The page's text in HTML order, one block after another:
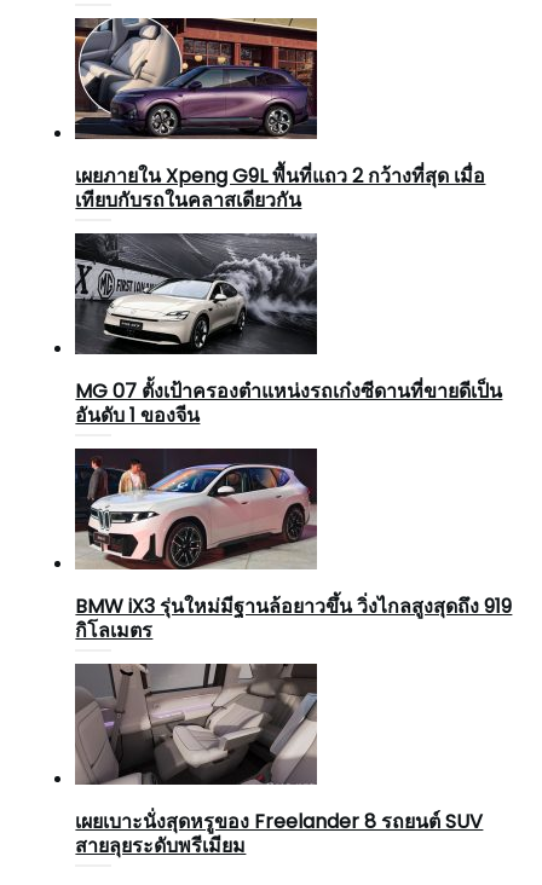
เผยภายใน Xpeng G9L พื้นที่แถว 2 กว้างที่สุด เมื่อ
เทียบกับรถในคลาสเดียวกัน
MG 07 ตั้งเป้าครองตำแหน่งรถเก๋งซีดานที่ขายดีเป็น
อันดับ 1 ของจีน
BMW iX3 รุ่นใหม่มีฐานล้อยาวขึ้น วิ่งไกลสูงสุดถึง 919
กิโลเมตร
เผยเบาะนั่งสุดหรูของ Freelander 8 รถยนต์ SUV
สายลุยระดับพรีเมียม